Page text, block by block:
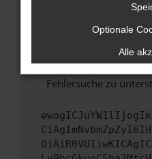
Wende dich an
Wenn du alle oben
hast, kontaktiere uns
versuchen, das
uns diesen Text
Fehlersuche zu
Optionale
Alle